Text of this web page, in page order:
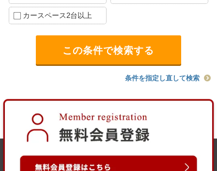
カースペース2台以上
条件を指定し直して検索